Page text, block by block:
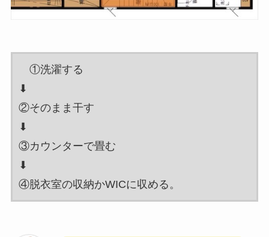
①洗濯する
⬇︎
②そのまま干す
⬇︎
③カウンターで畳む
⬇︎
④脱衣室の収納かWICに収める。